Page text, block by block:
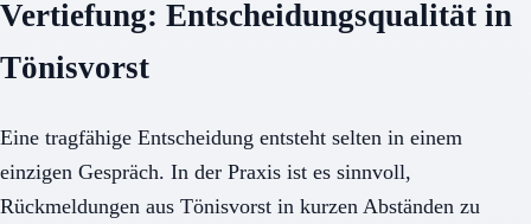
Vertiefung: Entscheidungsqualität in
Tönisvorst
Eine tragfähige Entscheidung entsteht selten in einem
einzigen Gespräch. In der Praxis ist es sinnvoll,
Rückmeldungen aus Tönisvorst in kurzen Abständen zu